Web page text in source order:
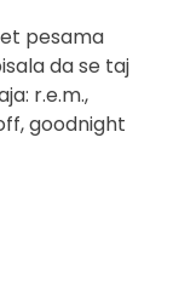
pesama
da se taj
r.e.m.,
goodnight